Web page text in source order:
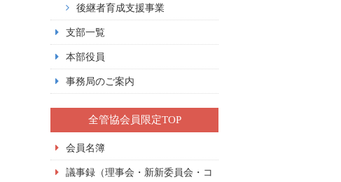
後継者育成支援事業
支部一覧
本部役員
事務局のご案内
全管協会員限定TOP
会員名簿
議事録（理事会・新新委員会・コ